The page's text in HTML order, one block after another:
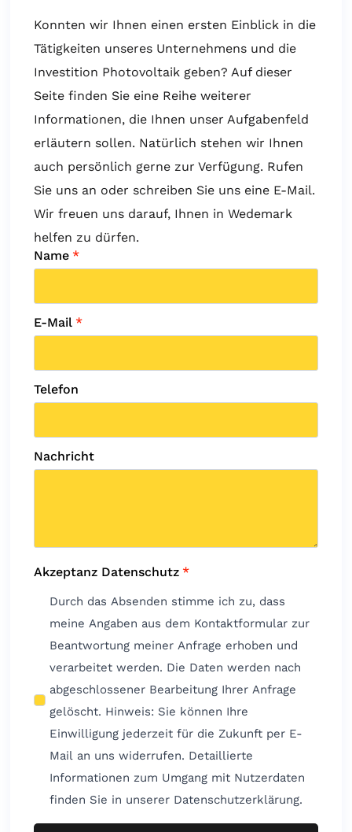
Konnten wir Ihnen einen ersten Einblick in die
Tätigkeiten unseres Unternehmens und die
Investition Photovoltaik geben? Auf dieser
Seite finden Sie eine Reihe weiterer
Informationen, die Ihnen unser Aufgabenfeld
erläutern sollen. Natürlich stehen wir Ihnen
auch persönlich gerne zur Verfügung. Rufen
Sie uns an oder schreiben Sie uns eine E-Mail.
Wir freuen uns darauf, Ihnen in Wedemark
helfen zu dürfen.
Name *
E-Mail *
Telefon
Nachricht
Akzeptanz Datenschutz *
Durch das Absenden stimme ich zu, dass
meine Angaben aus dem Kontaktformular zur
Beantwortung meiner Anfrage erhoben und
verarbeitet werden. Die Daten werden nach
abgeschlossener Bearbeitung Ihrer Anfrage
gelöscht. Hinweis: Sie können Ihre
Einwilligung jederzeit für die Zukunft per E-
Mail an uns widerrufen. Detaillierte
Informationen zum Umgang mit Nutzerdaten
finden Sie in unserer Datenschutzerklärung.